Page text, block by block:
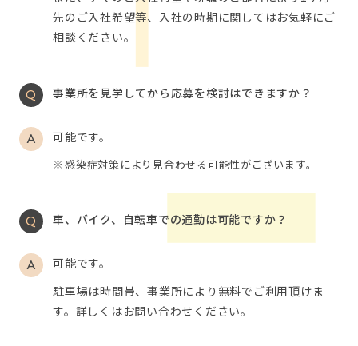
先のご入社希望等、入社の時期に関してはお気軽にご
相談ください。
事業所を見学してから応募を検討はできますか？
可能です。
感染症対策により見合わせる可能性がございます。
車、バイク、自転車での通勤は可能ですか？
可能です。
駐車場は時間帯、事業所により無料でご利用頂けま
す。詳しくはお問い合わせください。